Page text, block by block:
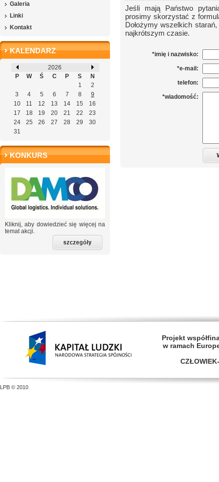
Galeria
Linki
Kontakt
KALENDARZ
2026
P
W Ś C P S
N
1
2
3
4 5 6 7 8
9
10
11 12 13 14 15
16
17
18 19 20 21 22
23
24
25 26 27 28 29
30
31
KONKURS
Kliknij, aby dowiedzieć się więcej na
temat akcji.
Jeśli mają Państwo
prosimy skorzystać z
Dołożymy wszelkich
najkrótszym czasie.
*imię i nazwisko:
*e-mail:
telefon:
*wiadomość:
Projekt
w ramach
LPB © 2010